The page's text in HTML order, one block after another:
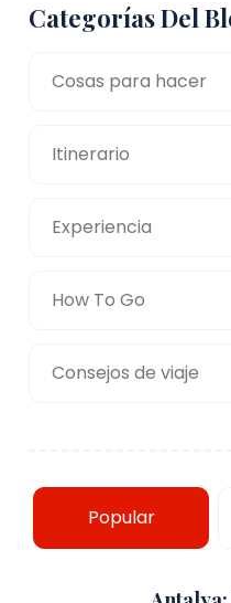
Categorías Del
Cosas para hacer
Itinerario
Experiencia
How To Go
Consejos de viaje
Popular